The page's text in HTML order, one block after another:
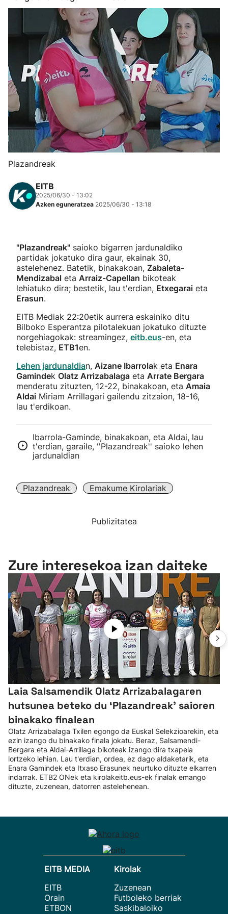
Eskubaloia
Kirolak 360
Atletismoa
Mendi-lasterketak
Kirol gehiago
"Helmuga"
Plazandreak
EITB
2025/06/30 - 13:02
Azken eguneratzea 2025/06/30 - 13:18
"Plazandreak" saioko bigarren jardunaldiko
partidak jokatuko dira gaur, ekainak 30,
astelehenez. Batetik, binakakoan, Zabaleta-
Mendizabal eta Arraiz-Capellan bikoteak
lehiatuko dira; bestetik, lau t'erdian, Etxegarai eta
Erasun.
EITB Mediak 22:20etik aurrera eskainiko ditu
Bilboko Esperantza pilotalekuan jokatuko dituzte
norgehiagokak: streamingez, eitb.eus-en, eta
telebistaz, ETB1en.
Lehen jardunaldian, Aizane Ibarrolak eta Enara
Gamindek Olatz Arrizabalaga eta Arrate Bergara
menderatu zituzten, 12-22, binakakoan, eta Amaia
Aldai Miriam Arrillagari gailendu zitzaion, 18-16,
lau t'erdikoan.
Ibarrola-Gaminde, binakakoan, eta Aldai, lau
t'erdian, garaile, ''Plazandreak'' saioko lehen
jardunaldian
Plazandreak Emakume Kirolariak
Publizitatea
Zure interesekoa izan daiteke
Laia Salsamendik Olatz Arrizabalagaren
hutsunea beteko du ‘Plazandreak' saioren
binakako finalean
Olatz Arrizabalaga Txilen egongo da Euskal Selekzioarekin, eta
ezin izango du binakako finala jokatu. Beraz, Salsamendi-
Bergara eta Aldai-Arrillaga bikoteak izango dira txapela
lortzeko lehian. Lau t'erdian, ordea, ez dago aldaketarik, eta
Enara Gamindek eta Itxaso Erasunek neurtuko dituzte elkarren
indarrak. ETB2 ONek eta kirolakeitb.eus-ek finalak emango
dituzte, zuzenean, datorren astelehenean.
EITB MEDIA
EITB
Orain
ETBON
Kirolak
Zuzenean
Futboleko berriak
Saskibaloiko